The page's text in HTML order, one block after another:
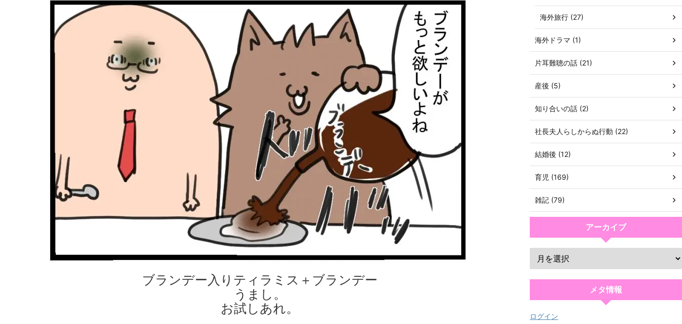
ブランデー入りティラミス＋ブランデー
うまし。
お試しあれ。
海外旅行 (27)
海外ドラマ (1)
片耳難聴の話 (21)
産後 (5)
知り合いの話 (2)
社長夫人らしからぬ行動 (22)
結婚後 (12)
育児 (169)
雑記 (79)
アーカイブ
メタ情報
ログイン